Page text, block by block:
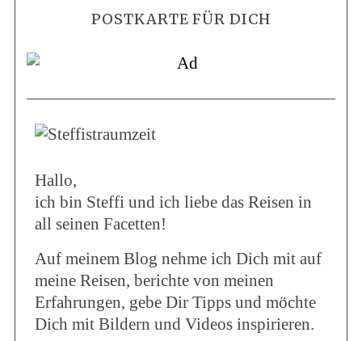
POSTKARTE FÜR DICH
Hallo,
ich bin Steffi und ich liebe das Reisen in
all seinen Facetten!
Auf meinem Blog nehme ich Dich mit auf
meine Reisen, berichte von meinen
Erfahrungen, gebe Dir Tipps und möchte
Dich mit Bildern und Videos inspirieren.